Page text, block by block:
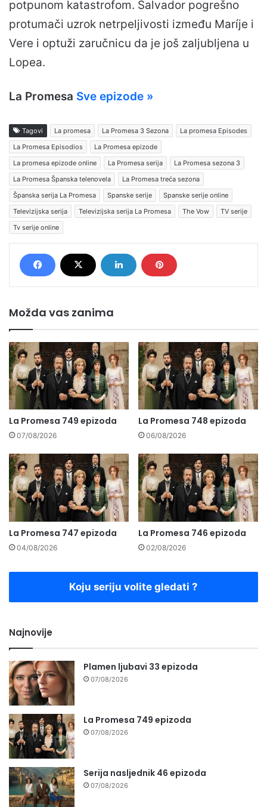
potpunom katastrofom. Salvador pogrešno
protumači uzrok netrpeljivosti između Maríje i
Vere i optuži zaručnicu da je još zaljubljena u
Lopea.
La Promesa Sve epizode »
Tagovi La promesa La Promesa 3 Sezona
La promesa Episodes
La Promesa Episodios
La Promesa epizode
La promesa epizode online
La Promesa serija
La Promesa sezona 3
La Promesa Španska telenovela
La Promesa treća sezona
Španska serija La Promesa
Spanske serije
Spanske serije online
Televizijska serija
Televizijska serija La Promesa The Vow
TV serije
Tv serije online
Možda vas zanima
La Promesa 749 epizoda
07/08/2026
La Promesa 748 epizoda
06/08/2026
La Promesa 747 epizoda
04/08/2026
La Promesa 746 epizoda
02/08/2026
Koju seriju volite gledati ?
Najnovije
Plamen ljubavi 33 epizoda
07/08/2026
La Promesa 749 epizoda
07/08/2026
Serija nasljednik 46 epizoda
07/08/2026